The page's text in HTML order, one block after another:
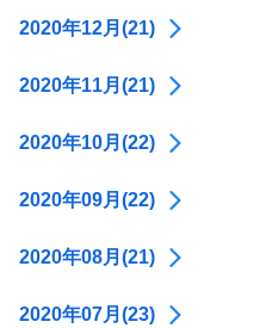
2020年12月(21)
2020年11月(21)
2020年10月(22)
2020年09月(22)
2020年08月(21)
2020年07月(23)